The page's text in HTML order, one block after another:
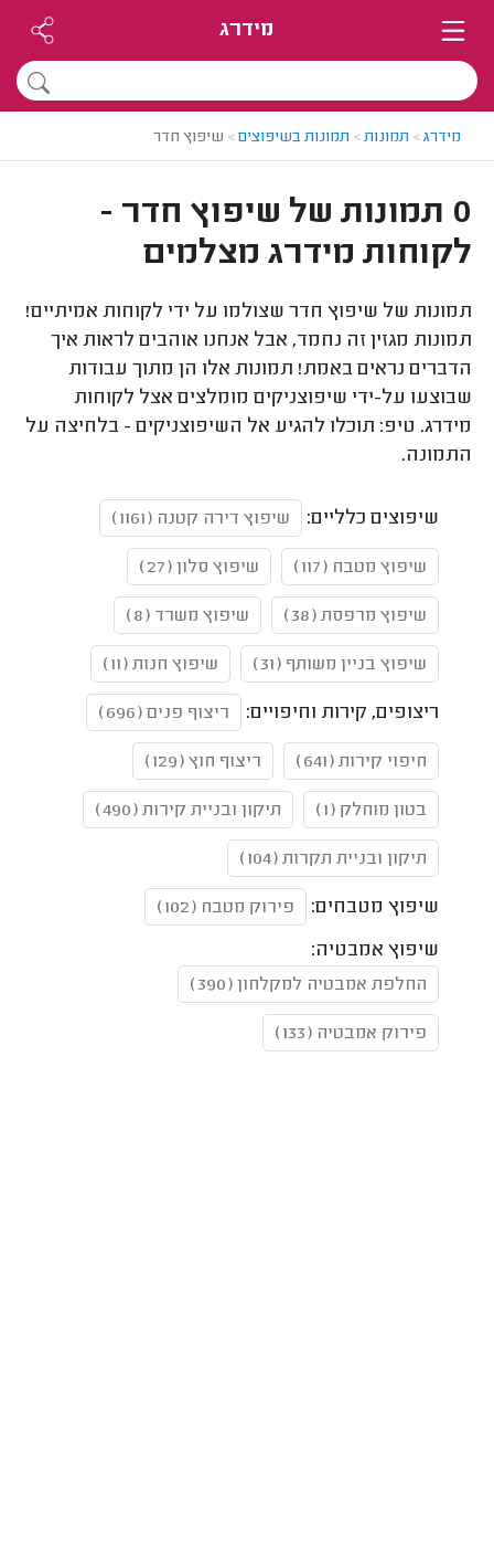
מידרג
מידרג> תמונות> תמונות בשיפוצים> שיפוץ חדר
0 תמונות של שיפוץ חדר -
לקוחות מידרג מצלמים
תמונות של שיפוץ חדר שצולמו על ידי לקוחות אמיתיים!
תמונות מגזין זה נחמד, אבל אנחנו אוהבים לראות איך
הדברים נראים באמת! תמונות אלו הן מתוך עבודות
שבוצעו על-ידי שיפוצניקים מומלצים אצל לקוחות
מידרג. טיפ: תוכלו להגיע אל השיפוצניקים - בלחיצה על
התמונה.
שיפוצים כלליים: שיפוץ דירה קטנה (1161)
שיפוץ מטבח (117) שיפוץ סלון (27)
שיפוץ מרפסת (38) שיפוץ משרד (8)
שיפוץ בניין משותף (31) שיפוץ חנות (11)
ריצופים, קירות וחיפויים: ריצוף פנים (696)
חיפוי קירות (641) ריצוף חוץ (129)
בטון מוחלק (1) תיקון ובניית קירות (490)
תיקון ובניית תקרות (104)
שיפוץ מטבחים: פירוק מטבח (102)
שיפוץ אמבטיה:
החלפת אמבטיה למקלחון (390)
פירוק אמבטיה (133)